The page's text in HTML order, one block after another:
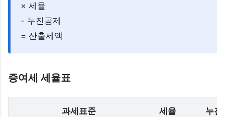
× 세율
- 누진공제
= 산출세액
증여세 세율표
과세표준 세율 누진